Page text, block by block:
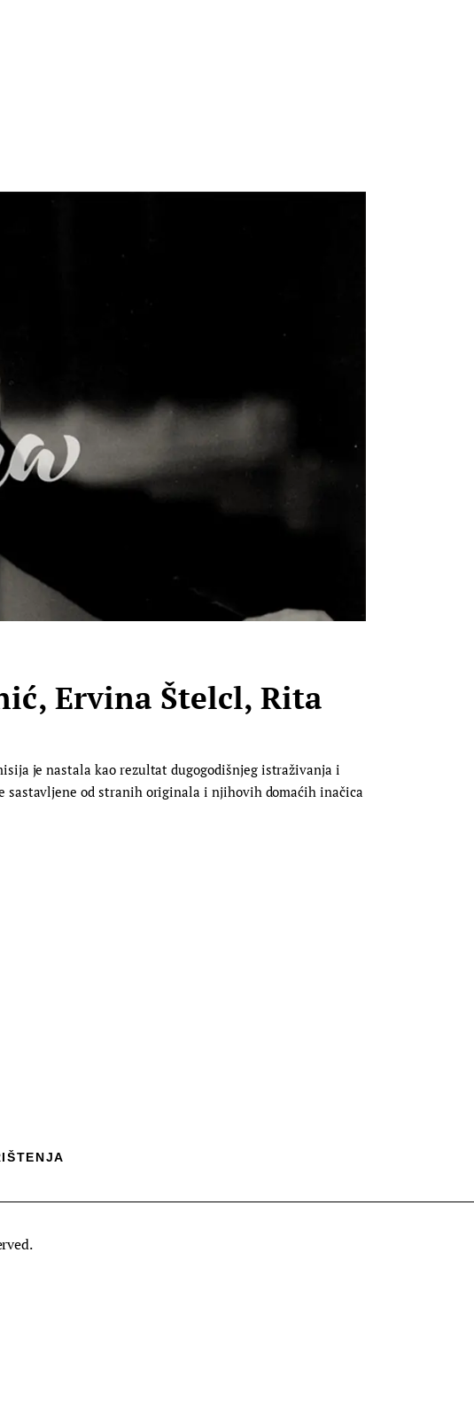
Ervina Štelcl, Rita
je nastala kao rezultat dugogodišnjeg istraživanja i
od stranih originala i njihovih domaćih inačica